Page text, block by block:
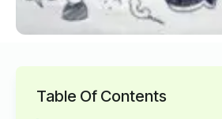
Table Of Contents